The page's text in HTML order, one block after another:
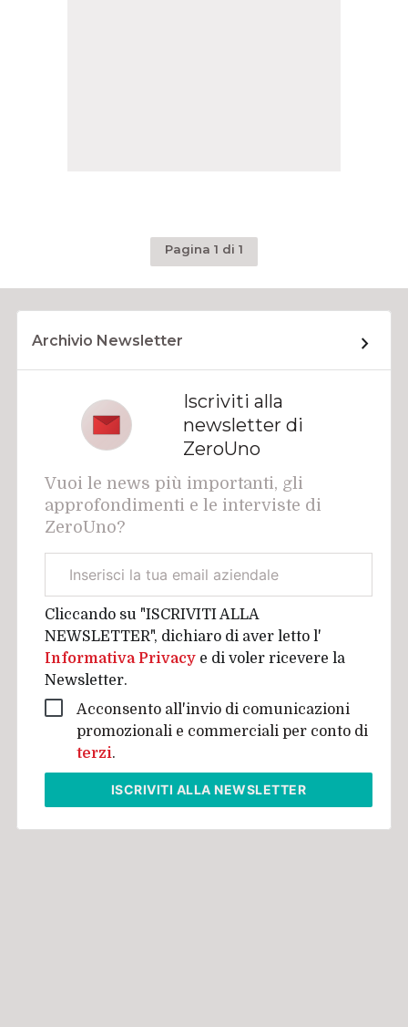
Pagina 1 di 1
Archivio Newsletter
Iscriviti alla
newsletter di
ZeroUno
Vuoi le news più importanti, gli
approfondimenti e le interviste di
ZeroUno?
aziendale
Cliccando su "ISCRIVITI ALLA
NEWSLETTER", dichiaro di aver letto l'
Informativa Privacy e di voler ricevere la
Newsletter.
Acconsento all'invio di comunicazioni
promozionali e commerciali per conto di
terzi.
ISCRIVITI ALLA NEWSLETTER